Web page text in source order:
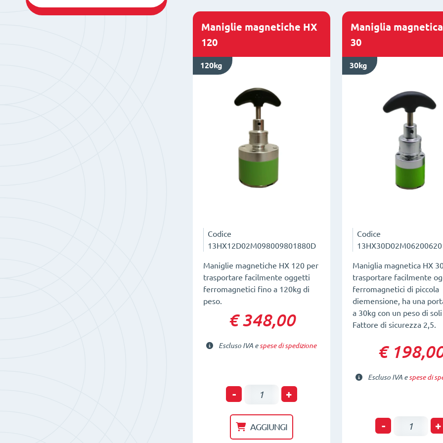
Maniglie magnetiche HX
120
120kg
Codice
13HX12D02M098009801880D
Maniglie magnetiche HX 120 per
trasportare facilmente oggetti
ferromagnetici fino a 120kg di
peso.
€ 348,00
Escluso IVA espese di spedizione
-
Maniglie
HX
120
+
AGGIUNGI
Maniglia
30
30kg
Codice
Maniglia magnetica HX
trasportare facilmente
ferromagnetici di piccola
diemensione, ha una
a 30kg con un peso di
Fattore di sicurezza 2,5.
€
Escluso IVA espese di
-
Maniglia +